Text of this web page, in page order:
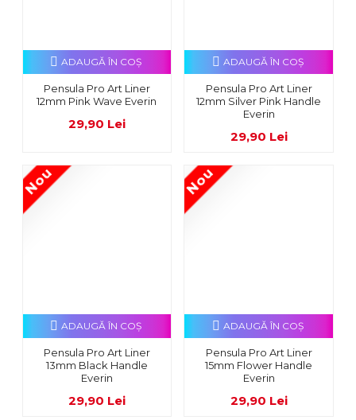
Pensula Pro Art Liner
12mm Pink Wave Everin
29,90 Lei
ADAUGĂ ÎN COŞ
Pensula Pro Art Liner
12mm Silver Pink Handle
Everin
29,90 Lei
ADAUGĂ ÎN COŞ
Nou
Pensula Pro Art Liner
13mm Black Handle
Everin
29,90 Lei
ADAUGĂ ÎN COŞ
Nou
Pensula Pro Art Liner
15mm Flower Handle
Everin
29,90 Lei
ADAUGĂ ÎN COŞ